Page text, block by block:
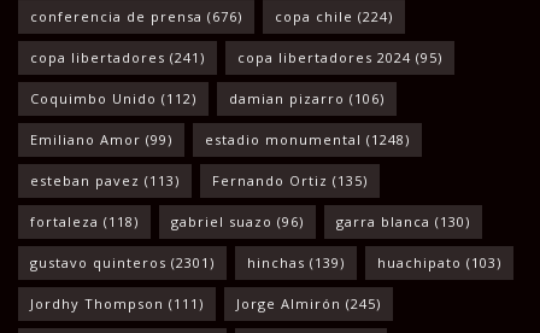
conferencia de prensa (676) copa chile (224)
copa libertadores (241) copa libertadores 2024 (95)
Coquimbo Unido (112) damian pizarro (106)
Emiliano Amor (99) estadio monumental (1248)
esteban pavez (113) Fernando Ortiz (135)
fortaleza (118) gabriel suazo (96) garra blanca (130)
gustavo quinteros (2301) hinchas (139) huachipato (103)
Jordhy Thompson (111) Jorge Almirón (245)